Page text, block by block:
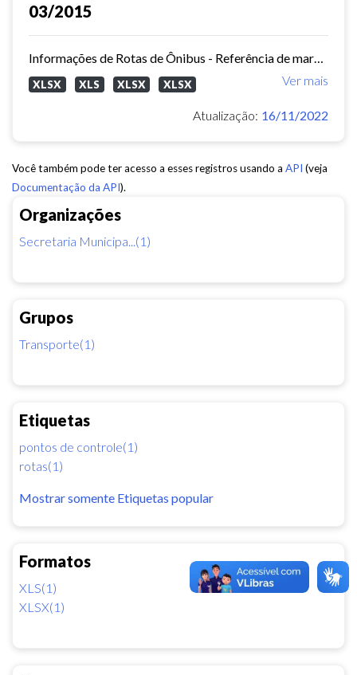
Organizações
Secretaria Municipa...(1)
Grupos
Transporte(1)
Etiquetas
pontos de controle(1)
rotas(1)
Mostrar somente Etiquetas popular
Formatos
XLS(1)
XLSX(1)
03/2015
Ver mais
XLSX XLS XLSX XLSX
Atualização: 16/11/2022
Você também pode ter acesso a esses registros usando a API (veja
Documentação da API).